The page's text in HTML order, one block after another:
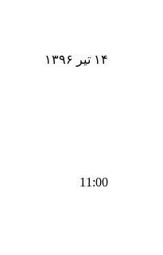
۱۴ تیر ۱۳۹۶
11:00